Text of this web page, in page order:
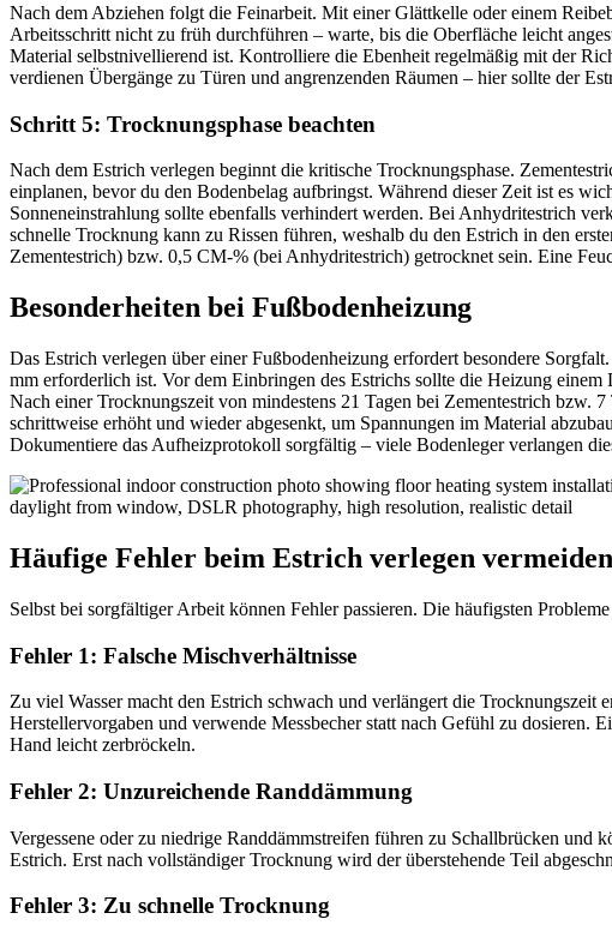
Nach dem Abziehen folgt die Feinarbeit. Mit einer Glättkelle oder einem
Arbeitsschritt nicht zu früh durchführen – warte, bis die Oberfläche leicht
Material selbstnivellierend ist. Kontrolliere die Ebenheit regelmäßig mit der
verdienen Übergänge zu Türen und angrenzenden Räumen – hier sollte der
Schritt 5: Trocknungsphase beachten
Nach dem Estrich verlegen beginnt die kritische Trocknungsphase.
einplanen, bevor du den Bodenbelag aufbringst. Während dieser Zeit ist es
Sonneneinstrahlung sollte ebenfalls verhindert werden. Bei Anhydritestrich
schnelle Trocknung kann zu Rissen führen, weshalb du den Estrich in den
Zementestrich) bzw. 0,5 CM-% (bei Anhydritestrich) getrocknet sein. Eine
Besonderheiten bei Fußbodenheizung
Das Estrich verlegen über einer Fußbodenheizung erfordert besondere
mm erforderlich ist. Vor dem Einbringen des Estrichs sollte die Heizung
Nach einer Trocknungszeit von mindestens 21 Tagen bei Zementestrich
schrittweise erhöht und wieder abgesenkt, um Spannungen im Material
Dokumentiere das Aufheizprotokoll sorgfältig – viele Bodenleger verlangen
Häufige Fehler beim Estrich verlegen vermeiden
Selbst bei sorgfältiger Arbeit können Fehler passieren. Die häufigsten
Fehler 1: Falsche Mischverhältnisse
Zu viel Wasser macht den Estrich schwach und verlängert die
Herstellervorgaben und verwende Messbecher statt nach Gefühl zu dosieren.
Hand leicht zerbröckeln.
Fehler 2: Unzureichende Randdämmung
Vergessene oder zu niedrige Randdämmstreifen führen zu Schallbrücken und
Estrich. Erst nach vollständiger Trocknung wird der überstehende Teil
Fehler 3: Zu schnelle Trocknung